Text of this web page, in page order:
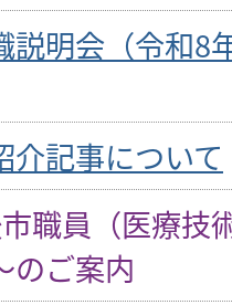
説明会（令和8
介記事について
職員（医療技
のご案内